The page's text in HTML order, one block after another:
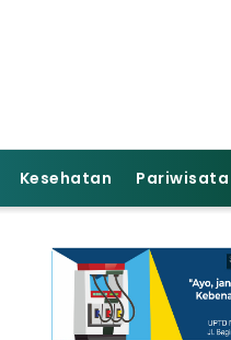
Kesehatan Pariwisata